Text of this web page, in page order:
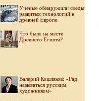
Ученые обнаружили следы
развитых технологий в
древней Европе
Что было на месте
Древнего Египта?
Валерий Кошляков: «Рад
называться русским
художником»